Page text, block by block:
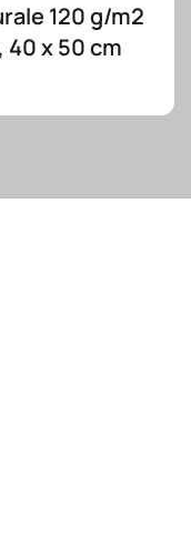
120 g/m2
x 50 cm